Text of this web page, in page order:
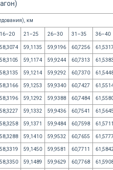
км
16–20 21–25 26–30 31–35 36–40
58,3074 59,1135 59,9196 60,7256
58,3105 59,1174 59,9244 60,7313
58,3135 59,1214 59,9292 60,7370
58,3166 59,1253 59,9340 60,7427
58,3196 59,1292 59,9388 60,7484
58,3227 59,1332 59,9436 60,7541
58,3258 59,1371 59,9484 60,7598
58,3288 59,1410 59,9532 60,7655
58,3319 59,1450 59,9581 60,7711
58,3350 59,1489 59,9629 60,7768